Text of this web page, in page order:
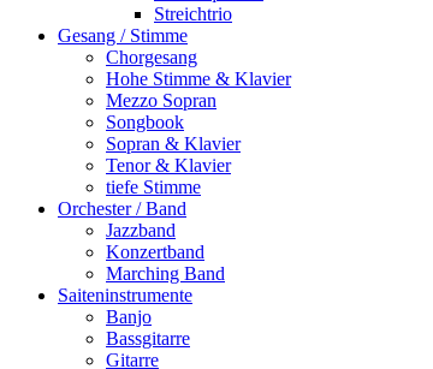
Streichtrio
Gesang / Stimme
Chorgesang
Hohe Stimme & Klavier
Mezzo Sopran
Songbook
Sopran & Klavier
Tenor & Klavier
tiefe Stimme
Orchester / Band
Jazzband
Konzertband
Marching Band
Saiteninstrumente
Banjo
Bassgitarre
Gitarre